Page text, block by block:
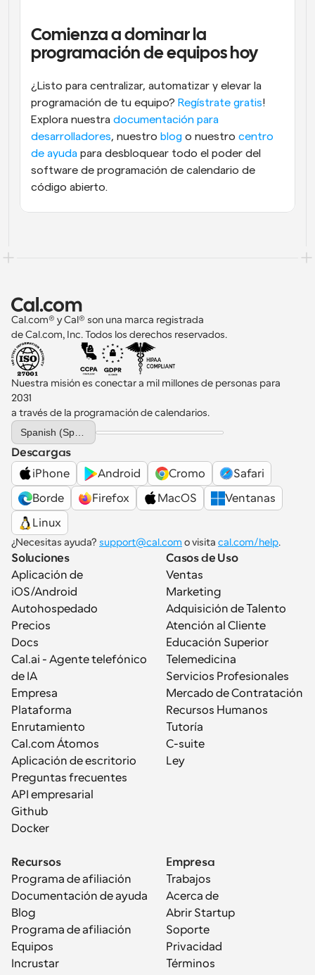
Comienza a dominar la
programación de equipos hoy
¿Listo para centralizar, automatizar y elevar la
programación de tu equipo? Regístrate gratis!
Explora nuestra documentación para
desarrolladores, nuestro blog o nuestro centro
de ayuda para desbloquear todo el poder del
software de programación de calendario de
código abierto.
Cal.com® y Cal® son una marca registrada
de Cal.com, Inc. Todos los derechos reservados.
Nuestra misión es conectar a mil millones de personas para
2031
a través de la programación de calendarios.
Select Language
Descargas
iPhone
Android Cromo
Safari
Borde
Firefox MacOS
Ventanas
Linux
¿Necesitas ayuda? support@cal.com o visita cal.com/help.
Soluciones
Aplicación de
iOS/Android
Autohospedado
Precios
Docs
Cal.ai - Agente telefónico
de IA
Empresa
Plataforma
Enrutamiento
Cal.com Átomos
Aplicación de escritorio
Preguntas frecuentes
API empresarial
Github
Docker
Casos de Uso
Ventas
Marketing
Adquisición de Talento
Atención al Cliente
Educación Superior
Telemedicina
Servicios Profesionales
Mercado de Contratación
Recursos Humanos
Tutoría
C-suite
Ley
Recursos
Programa de afiliación
Documentación de ayuda
Blog
Programa de afiliación
Equipos
Incrustar
Empresa
Trabajos
Acerca de
Abrir Startup
Soporte
Privacidad
Términos